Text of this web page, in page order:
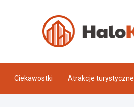
Ciekawostki Atrakcje turystyczne